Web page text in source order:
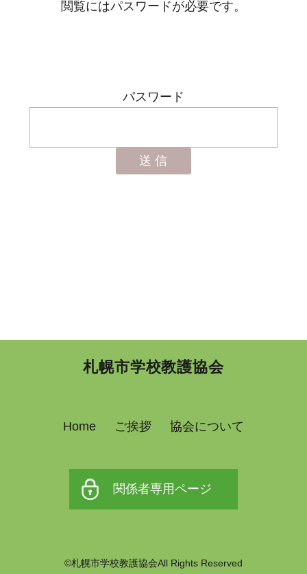
閲覧にはパスワードが必要です。
パスワード
札幌市学校教護協会
Home ご挨拶 協会について
関係者専用ページ
©札幌市学校教護協会All Rights Reserved